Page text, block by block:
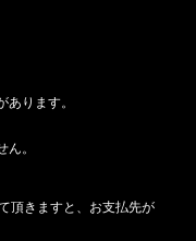
ります。
。
頂きますと、お支払先が